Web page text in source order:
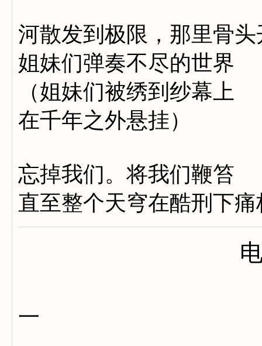
河散发到极限，那里骨头
姐妹们弹奏不尽的世界
（姐妹们被绣到纱幕上
在千年之外悬挂）
忘掉我们。将我们鞭笞
直至整个天穹在酷刑下
一